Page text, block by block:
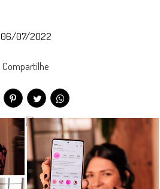
06/07/2022
Compartilhe